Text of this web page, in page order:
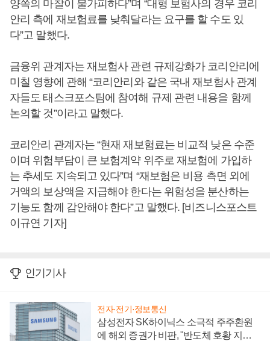
양쪽의 마찰이 불가피하다”며 “대형 보험사의 경우 코리
안리 측에 재보험료를 낮춰달라는 요구를 할 수도 있
다”고 말했다.
금융위 관계자는 재보험사 관련 규제강화가 코리안리에
미칠 영향에 관해 “코리안리와 같은 국내 재보험사 관계
자들도 태스크포스팀에 참여해 규제 관련 내용을 함께
논의할 것”이라고 말했다.
코리안리 관계자는 “현재 재보험료는 비교적 낮은 수준
이며 위험부담이 큰 보험계약 위주로 재보험에 가입하
는 추세도 지속되고 있다”며 “재보험은 비용 측면 외에
거액의 보상액을 지급해야 한다는 위험성을 분산하는
기능도 함께 감안해야 한다”고 말했다. [비즈니스포스트
이규연 기자]
인기기사
전자·전기·정보통신
삼성전자 SK하이닉스 소극적 주주환원
에 해외 증권가 비판, "반도체 호황 지속